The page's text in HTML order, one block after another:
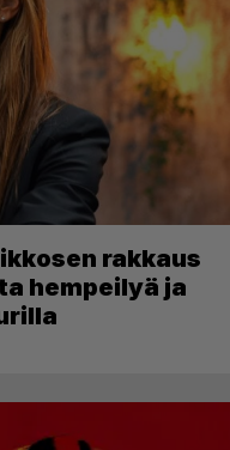
rakkaus
hempeilyä ja